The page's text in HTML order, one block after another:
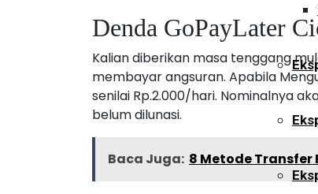
Denda GoPayLater
Kalian diberikan masa tenggang
membayar angsuran. Apabila
senilai Rp.2.000/hari. Nominalnya
belum dilunasi.
Baca Juga: 8 Metode Transfer